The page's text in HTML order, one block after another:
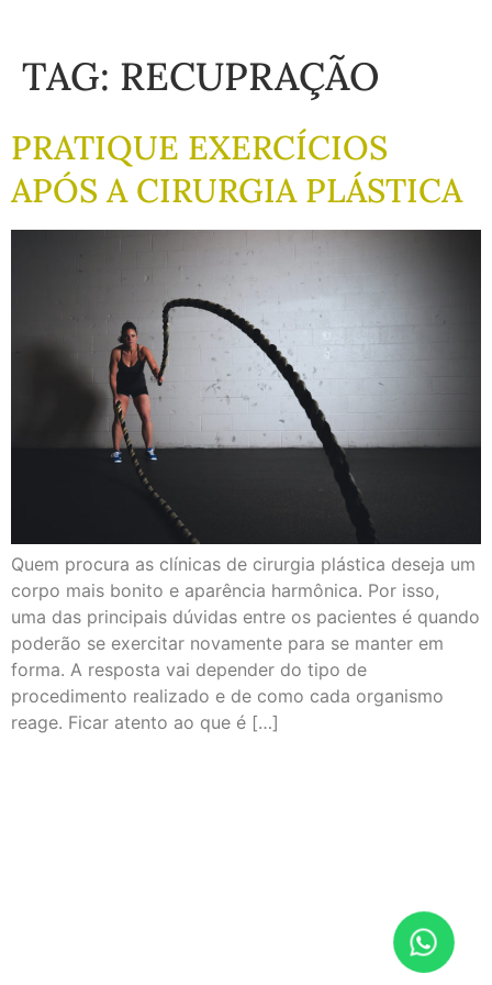
TAG: RECUPRAÇÃO
PRATIQUE EXERCÍCIOS
APÓS A CIRURGIA PLÁSTICA
Quem procura as clínicas de cirurgia plástica deseja um
corpo mais bonito e aparência harmônica. Por isso,
uma das principais dúvidas entre os pacientes é quando
poderão se exercitar novamente para se manter em
forma. A resposta vai depender do tipo de
procedimento realizado e de como cada organismo
reage. Ficar atento ao que é […]